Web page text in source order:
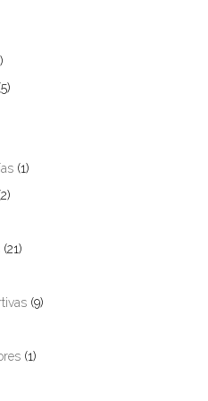
(1)
(21)
(9)
(1)